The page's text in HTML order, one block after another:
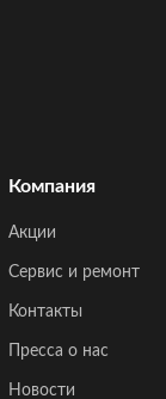
Компания
Акции
Сервис и ремонт
Контакты
Пресса о нас
Новости